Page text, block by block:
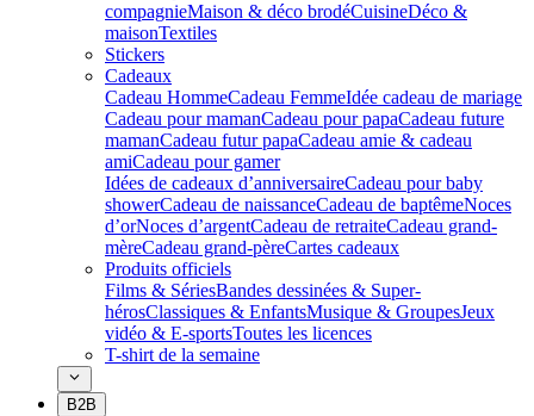
compagnieMaison & déco brodéCuisineDéco &
maisonTextiles
Stickers
Cadeaux
Cadeau HommeCadeau FemmeIdée cadeau de mariage​
Cadeau pour mamanCadeau pour papaCadeau future
mamanCadeau futur papaCadeau amie & cadeau
amiCadeau pour gamer
Idées de cadeaux d’anniversaireCadeau pour baby
showerCadeau de naissanceCadeau de baptêmeNoces
d’orNoces d’argentCadeau de retraiteCadeau grand-
mèreCadeau grand-pèreCartes cadeaux
Produits officiels
Films & SériesBandes dessinées & Super-
hérosClassiques & EnfantsMusique & GroupesJeux
vidéo & E-sportsToutes les licences
T-shirt de la semaine
B2B